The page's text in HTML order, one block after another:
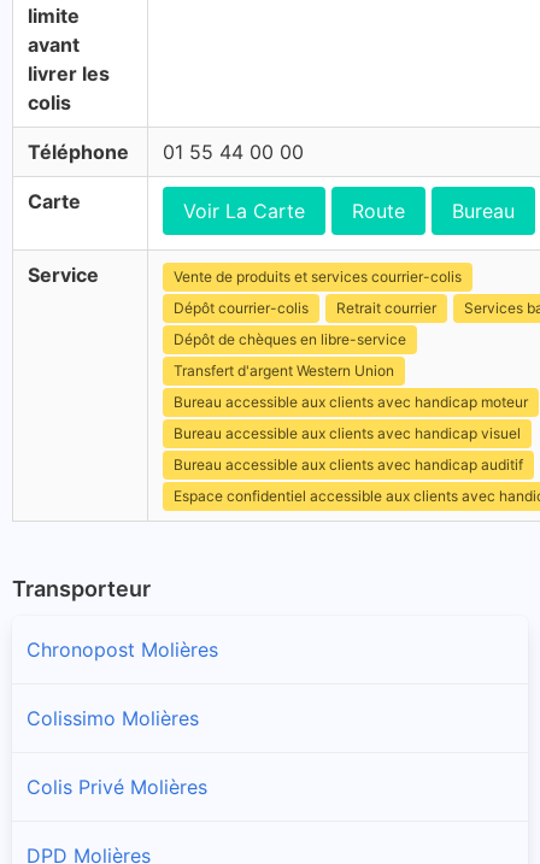
limite
avant
livrer les
colis
Téléphone 01 55 44 00 00
Carte Voir La Carte Route Bureau
Service
Vente de produits et services courrier-colis
Dépôt courrier-colis
Retrait courrier
Services
Dépôt de chèques en libre-service
Transfert d'argent Western Union
Bureau accessible aux clients avec handicap moteur
Bureau accessible aux clients avec handicap visuel
Bureau accessible aux clients avec handicap auditif
Espace confidentiel accessible aux clients avec
Transporteur
Chronopost Molières
Colissimo Molières
Colis Privé Molières
DPD Molières